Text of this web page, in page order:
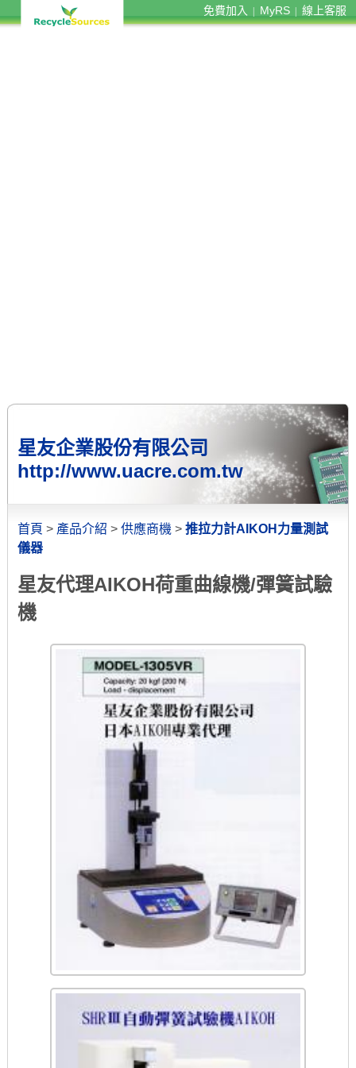
免費加入 MyRS 線上客服
星友企業股份有限公司
http://www.uacre.com.tw
首頁 > 產品介紹 > 供應商機 > 推拉力計AIKOH力量測試
儀器
星友代理AIKOH荷重曲線機/彈簧試驗
機